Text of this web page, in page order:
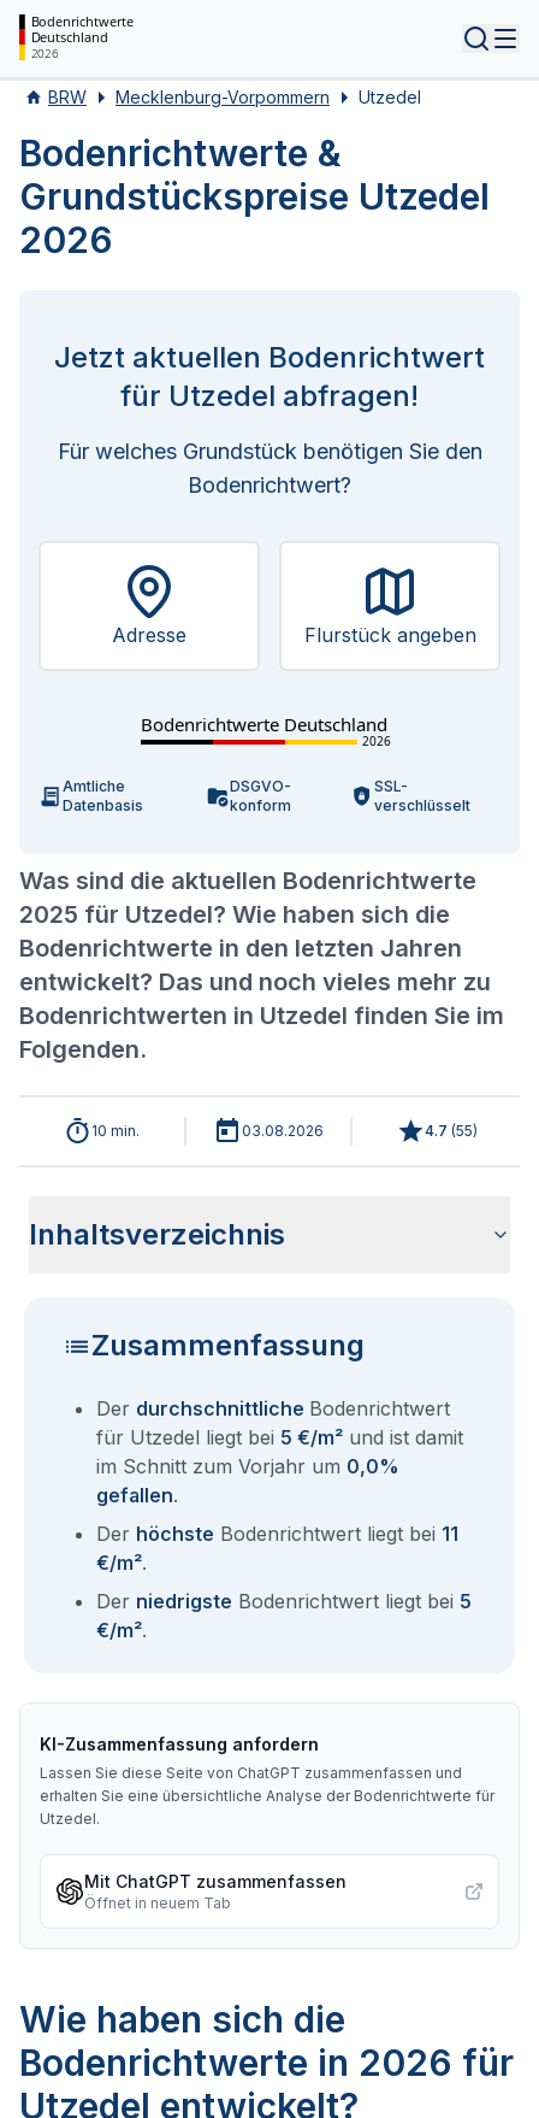
Bodenrichtwerte
Deutschland
2026
BRW Mecklenburg-Vorpommern Utzedel
Bodenrichtwerte &
Grundstückspreise Utzedel
2026
Was sind die aktuellen Bodenrichtwerte
2025 für Utzedel? Wie haben sich die
Bodenrichtwerte in den letzten Jahren
entwickelt? Das und noch vieles mehr zu
Bodenrichtwerten in Utzedel finden Sie im
Folgenden.
Jetzt aktuellen Bodenrichtwert
für Utzedel abfragen!
Für welches Grundstück benötigen Sie den
Bodenrichtwert?
Adresse Flurstück angeben
Bodenrichtwerte Deutschland
2026
Amtliche
Datenbasis
DSGVO-
konform
SSL-
verschlüsselt
10 min. 03.08.2026 4.7 (55)
Inhaltsverzeichnis
Zusammenfassung
Der durchschnittliche Bodenrichtwert
für Utzedel liegt bei 5 €/m² und ist damit
im Schnitt zum Vorjahr um 0,0%
gefallen.
Der höchste Bodenrichtwert liegt bei 11
€/m².
Der niedrigste Bodenrichtwert liegt bei 5
€/m².
KI-Zusammenfassung anfordern
Lassen Sie diese Seite von ChatGPT zusammenfassen und
erhalten Sie eine übersichtliche Analyse der Bodenrichtwerte für
Utzedel.
Mit ChatGPT zusammenfassen
Öffnet in neuem Tab
Wie haben sich die
Bodenrichtwerte in 2026 für
Utzedel entwickelt?